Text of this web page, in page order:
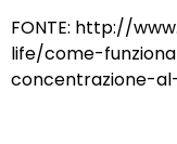
FONTE: http://
life/come-
concentrazione-